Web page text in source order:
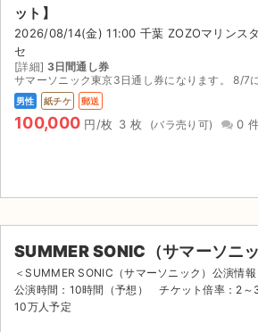
ット】
2026/08/14(金) 11:00 千葉 ZOZOマリンス
セ
[詳細] 3日間通し券
サマーソニック東京3日通し券になります。 8/7にチケット発行し、送付する流れになります。 購入後の入場トラ
男性 紙チケ 郵送
100,000 円/枚 3 枚 0
SUMMER SONIC（サマーソニ
＜SUMMER SONIC（サマーソニック）公演情報
公演時間：10時間（予想） チケット倍率：2
10万人予定